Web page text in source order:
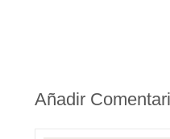
Añadir